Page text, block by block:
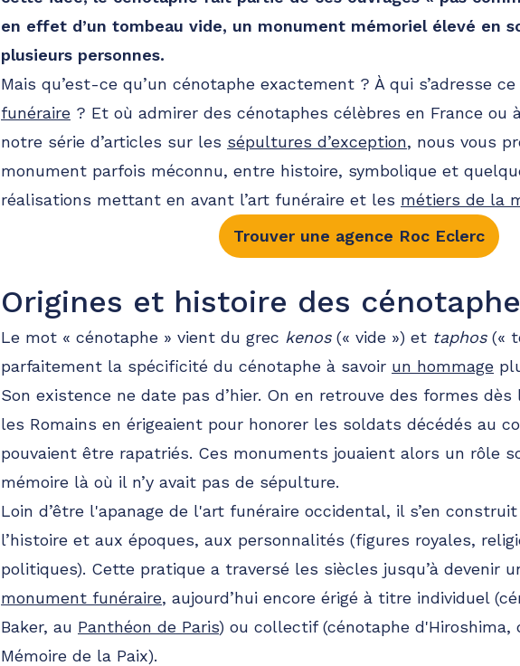
en effet d’un tombeau vide, un monument mémoriel élevé en
plusieurs personnes.
Mais qu’est-ce qu’un cénotaphe exactement ? À qui s’adresse
funéraire ? Et où admirer des cénotaphes célèbres en France ou
notre série d’articles sur les sépultures d’exception, nous vous
monument parfois méconnu, entre histoire, symbolique et
réalisations mettant en avant l’art funéraire et les métiers de la
Trouver une agence Roc Eclerc
Origines et histoire des
Le mot « cénotaphe » vient du grec kenos (« vide ») et taphos («
parfaitement la spécificité du cénotaphe à savoir un hommage
Son existence ne date pas d’hier. On en retrouve des formes dès
les Romains en érigeaient pour honorer les soldats décédés au
pouvaient être rapatriés. Ces monuments jouaient alors un rôle
mémoire là où il n’y avait pas de sépulture.
Loin d’être l'apanage de l'art funéraire occidental, il s’en
l’histoire et aux époques, aux personnalités (figures royales,
politiques). Cette pratique a traversé les siècles jusqu’à devenir
monument funéraire, aujourd’hui encore érigé à titre individuel
Baker, au Panthéon de Paris) ou collectif (cénotaphe d'Hiroshima,
Mémoire de la Paix).